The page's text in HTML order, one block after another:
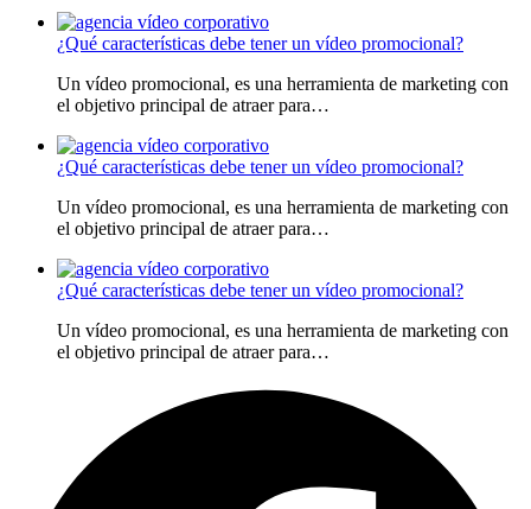
¿Qué características debe tener un vídeo promocional?
Un vídeo promocional, es una herramienta de marketing con
el objetivo principal de atraer para…
¿Qué características debe tener un vídeo promocional?
Un vídeo promocional, es una herramienta de marketing con
el objetivo principal de atraer para…
¿Qué características debe tener un vídeo promocional?
Un vídeo promocional, es una herramienta de marketing con
el objetivo principal de atraer para…